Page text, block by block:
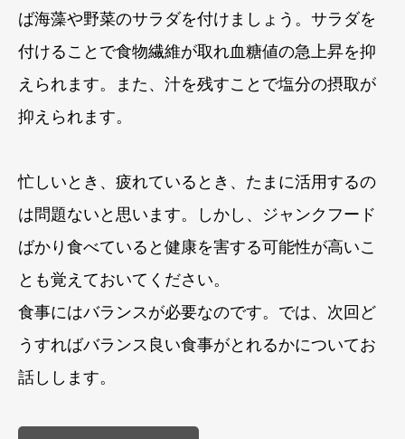
ば海藻や野菜のサラダを付けましょう。サラダを
付けることで食物繊維が取れ血糖値の急上昇を抑
えられます。また、汁を残すことで塩分の摂取が
抑えられます。
忙しいとき、疲れているとき、たまに活用するの
は問題ないと思います。しかし、ジャンクフード
ばかり食べていると健康を害する可能性が高いこ
とも覚えておいてください。
食事にはバランスが必要なのです。では、次回ど
うすればバランス良い食事がとれるかについてお
話しします。